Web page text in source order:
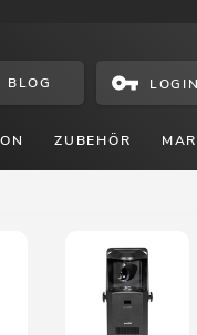
BLOG LOGIN
ZUBEHÖR